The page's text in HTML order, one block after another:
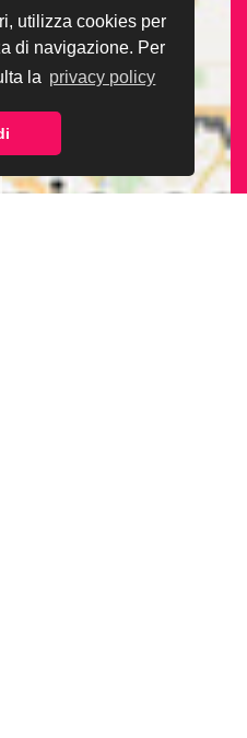
utilizza cookies per
di navigazione. Per
la privacy policy